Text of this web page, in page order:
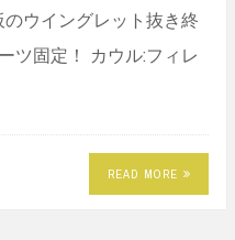
のウイングレット抜き終
ツ固定！ カウル:フィレ
READ MORE